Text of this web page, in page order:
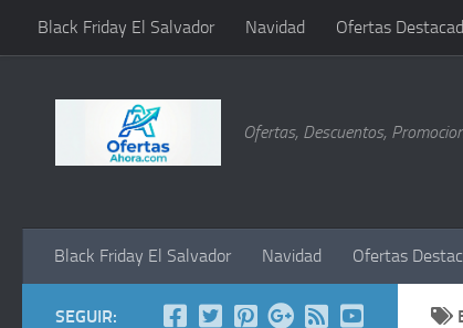
Saltar al contenido
Black Friday El Salvador Navidad Ofertas
Ofertas, Descuentos,
Black Friday El Salvador Navidad Ofertas
SEGUIR: